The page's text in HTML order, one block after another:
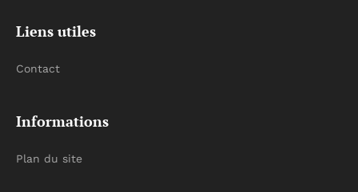
Liens utiles
Contact
Informations
Plan du site